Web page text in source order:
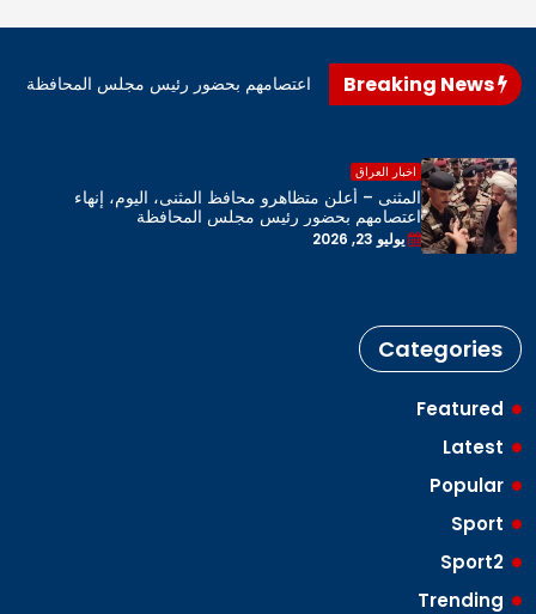
محافظ المثنى، اليوم، إنهاء اعتصامهم بحضور رئيس مجلس المحافظة
اخبار العراق
المثنى – أعلن متظاهرو محافظ المثنى، اليوم، إنهاء
اعتصامهم بحضور رئيس مجلس المحافظة
يوليو 23, 2026
Categories
Featured
Latest
Popular
Sport
Sport2
Trending